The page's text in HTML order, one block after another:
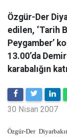
Özgür-Der
edilen, ‘Tarih
Peygamber’
13.00’da
karabalığın
30 Nisan 2007
Özgür-Der